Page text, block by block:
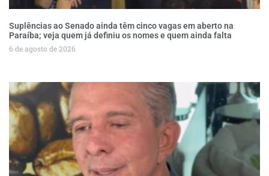
Suplências ao Senado ainda têm cinco vagas em aberto na
Paraíba; veja quem já definiu os nomes e quem ainda falta
6 de agosto de 2026